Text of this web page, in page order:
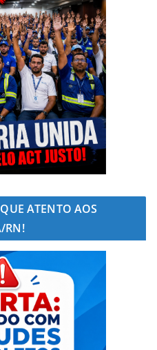
ATENTO AOS
RN!